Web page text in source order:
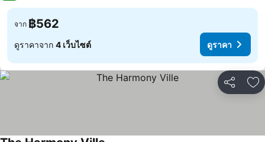
จาก ฿562
ดูราคาจาก 4 เว็บไซต์ ดูราคา
แชร์ เ